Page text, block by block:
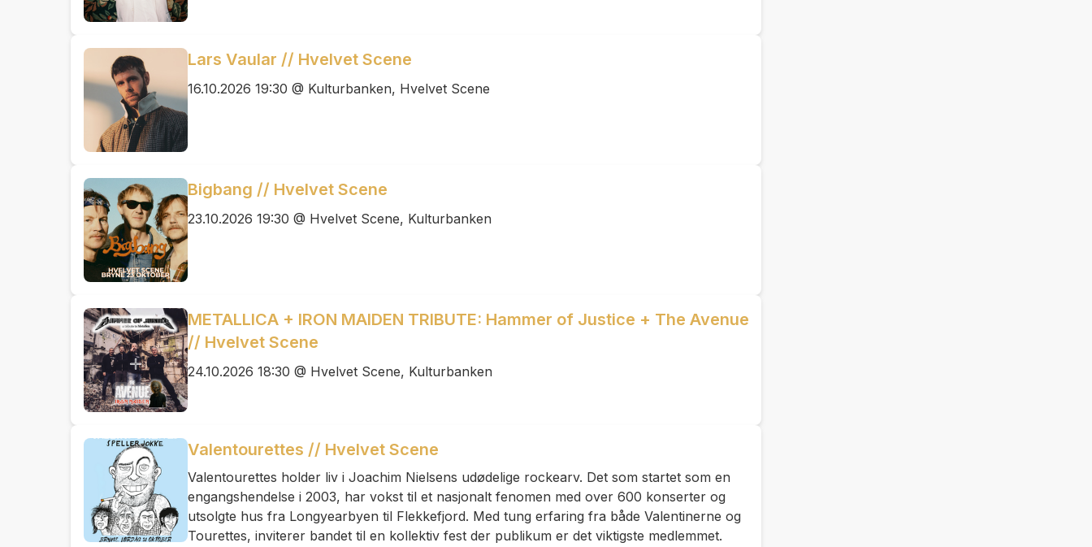
Lars Vaular // Hvelvet Scene
16.10.2026 19:30 @ Kulturbanken, Hvelvet Scene
Bigbang // Hvelvet Scene
23.10.2026 19:30 @ Hvelvet Scene, Kulturbanken
METALLICA + IRON MAIDEN TRIBUTE: Hammer of Justice + The Avenue
// Hvelvet Scene
24.10.2026 18:30 @ Hvelvet Scene, Kulturbanken
Valentourettes // Hvelvet Scene
Valentourettes holder liv i Joachim Nielsens udødelige rockearv. Det som startet som en
engangshendelse i 2003, har vokst til et nasjonalt fenomen med over 600 konserter og
utsolgte hus fra Longyearbyen til Flekkefjord. Med tung erfaring fra både Valentinerne og
Tourettes, inviterer bandet til en kollektiv fest der publikum er det viktigste medlemmet.